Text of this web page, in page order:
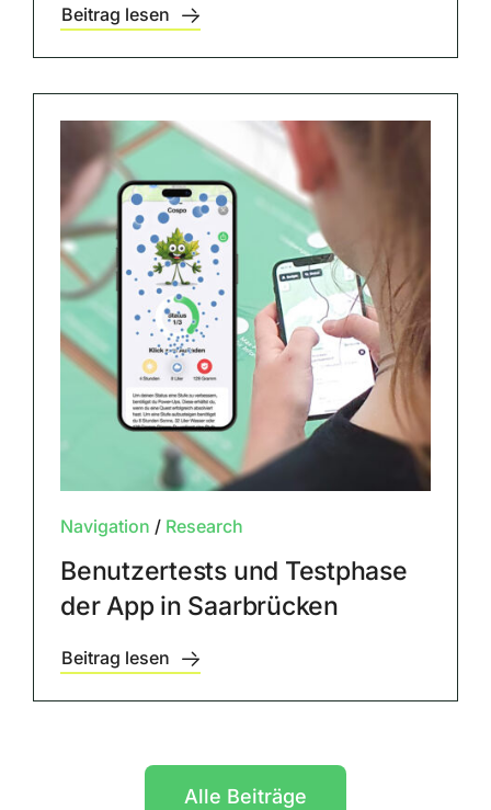
Beitrag lesen
Navigation / Research
Benutzertests und Testphase
der App in Saarbrücken
Beitrag lesen
Alle Beiträge